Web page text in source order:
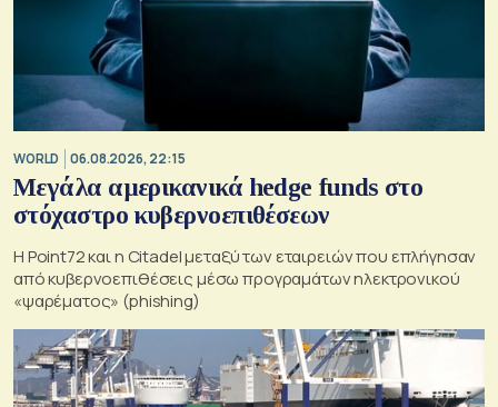
WORLD 06.08.2026, 22:15
Μεγάλα αμερικανικά hedge funds στο
στόχαστρο κυβερνοεπιθέσεων
Η Point72 και η Citadel μεταξύ των εταιρειών που επλήγησαν
από κυβερνοεπιθέσεις μέσω προγραμάτων ηλεκτρονικού
«ψαρέματος» (phishing)